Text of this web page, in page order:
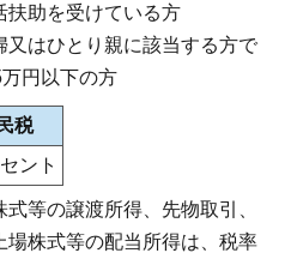
扶助を受けている方
又はひとり親に該当する方で
円以下の方
税
ント
等の譲渡所得、先物取引、
場株式等の配当所得は、税率